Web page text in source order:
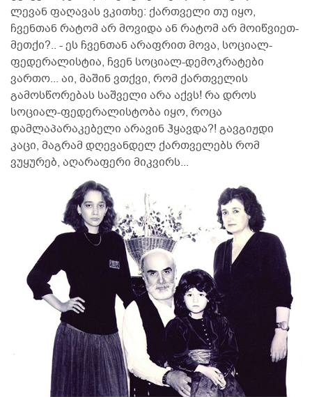
ლევან ფაღავას ვკითხე: ქართველი თუ იყო,
ჩვენთან რატომ არ მოვიდა ან რატომ არ მოიწვიეთ-
მეთქი?.. - ეს ჩვენთან არაფრით მოვა, სოციალ-
ფედერალისტია, ჩვენ სოციალ-დემოკრატები
ვართო... აი, მაშინ ვთქვი, რომ ქართველის
გამოსწორებას საშველი არა აქვს! რა დროს
სოციალ-ფედერალისტობა იყო, როცა
დამლაპარაკებელი არავინ ჰყავდა?! გავგიჟდი
კაცი, მაგრამ დღევანდელ ქართველებს რომ
ვუყურებ, აღარაფერი მიკვირს...